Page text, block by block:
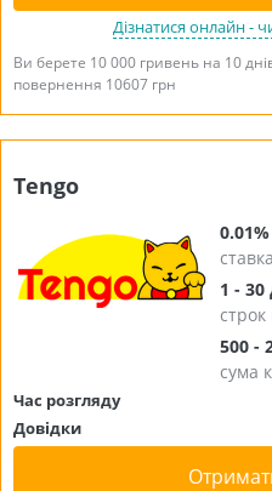
Дізнатися онлайн -
Ви берете 10 000 гривень на 10
повернення 10607 грн
Tengo
1 - 30
500 -
сума
Час розгляду
Довідки